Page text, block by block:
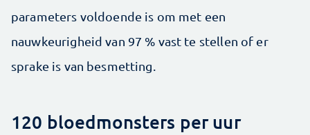
parameters voldoende is om met een
nauwkeurigheid van 97 % vast te stellen of er
sprake is van besmetting.
120 bloedmonsters per uur